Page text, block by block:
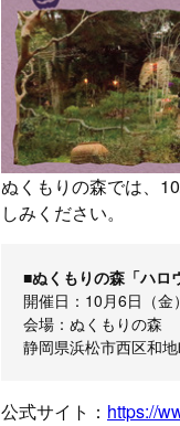
ぬくもりの森では、
しみください。
■ぬくもりの森「ハロ
開催日：10月6日（金
会場：ぬくもりの森
静岡県浜松市西区和
公式サイト： https://